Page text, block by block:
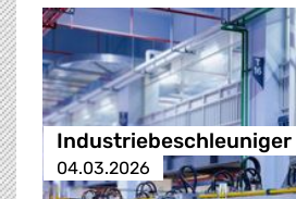
Industriebeschleuniger
04.03.2026